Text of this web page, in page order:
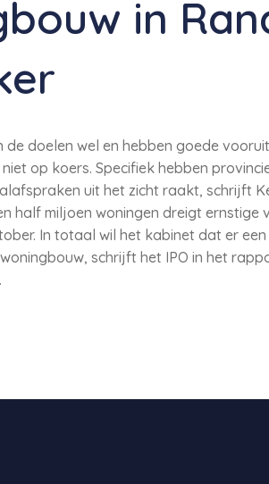
in
de doelen wel en hebben goede
op koers. Specifiek hebben
uit het zicht raakt, schrijft
half miljoen woningen dreigt
In totaal wil het kabinet dat er
schrijft het IPO in het